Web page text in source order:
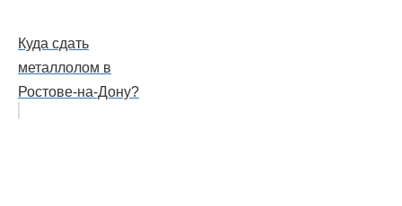
Куда сдать
металлолом в
Ростове-на-Дону?